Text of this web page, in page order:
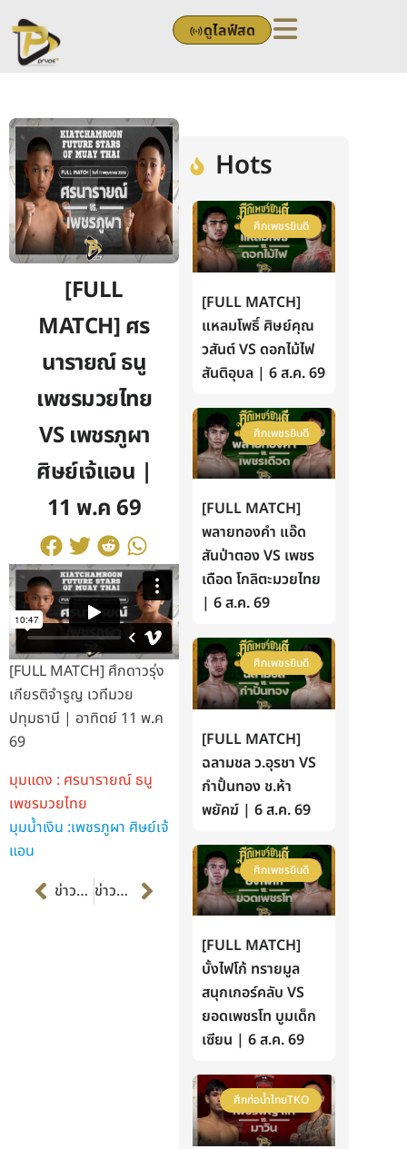
to
content
ดูไลฟ์สด
[FULL
MATCH] ศร
นารายณ์ ธนู
เพชรมวยไทย
VS เพชรภูผา
ศิษย์เจ้แอน |
11 พ.ค 69
[FULL MATCH] ศึกดาวรุ่ง
เกียรติจำรูญ เวทีมวย
ปทุมธานี | อาทิตย์ 11 พ.ค
69
มุมแดง : ศรนารายณ์ ธนู
เพชรมวยไทย
มุมน้ำเงิน :เพชรภูผา ศิษย์เจ้
แอน
Prevข่าวก่อนหน้า ข่าวต่อไป Next
Hots
ศึกเพชรยินดี
[FULL MATCH]
แหลมโพธิ์ ศิษย์คุณ
วสันต์ VS ดอกไม้ไฟ
สันติอุบล | 6 ส.ค. 69
ศึกเพชรยินดี
[FULL MATCH]
พลายทองคำ แอ๊ด
สันป่าตอง VS เพชร
เดือด โกลิตะมวยไทย
| 6 ส.ค. 69
ศึกเพชรยินดี
[FULL MATCH]
ฉลามชล ว.อุรชา VS
กำปั้นทอง ช.ห้า
พยัคฆ์ | 6 ส.ค. 69
ศึกเพชรยินดี
[FULL MATCH]
บั้งไฟโก้ ทรายมูล
สนุกเกอร์คลับ VS
ยอดเพชรโท บูมเด็ก
เซียน | 6 ส.ค. 69
ศึกท่อน้ำไทยTKO